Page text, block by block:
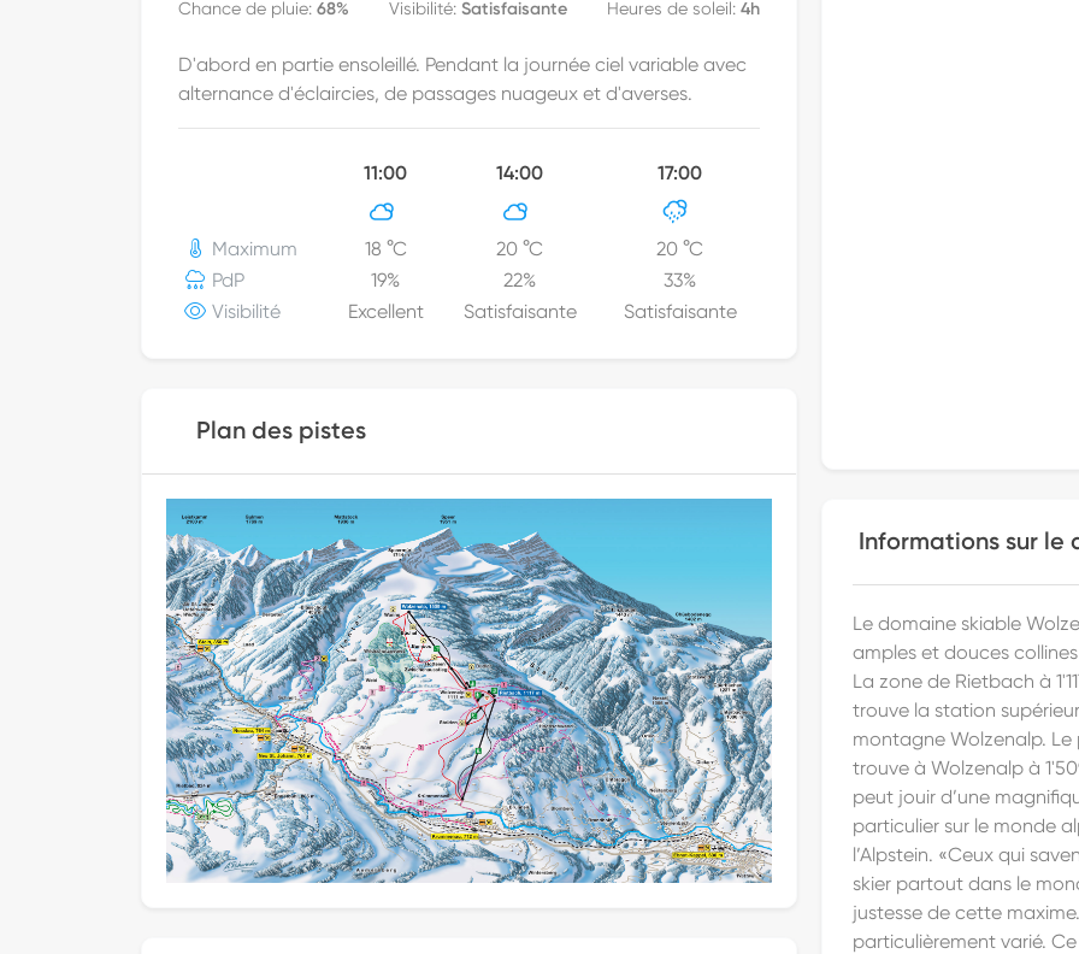
Chance de pluie: 68% Visibilité: Satisfaisante Heures de soleil: 4h
D'abord en partie ensoleillé. Pendant la journée ciel variable avec
alternance d'éclaircies, de passages nuageux et d'averses.
11:00 14:00 17:00
Maximum 18 °C 20 °C 20 °C
PdP
19% 22% 33%
Visibilité
Excellent Satisfaisante Satisfaisante
Plan des pistes
Informations sur le
Le domaine skiable
amples et douces
La zone de Rietbach à
trouve la station
montagne Wolzenalp.
trouve à Wolzenalp à
peut jouir d’une
particulier sur le monde
l’Alpstein. «Ceux qui
skier partout dans le
justesse de cette
particulièrement varié.